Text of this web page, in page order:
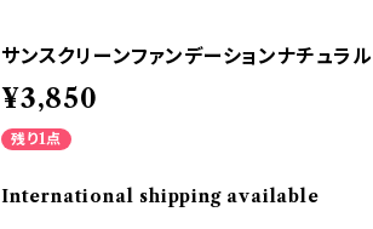
サンスクリーンファンデーションナチュラル
¥3,850
残り1点
International shipping available